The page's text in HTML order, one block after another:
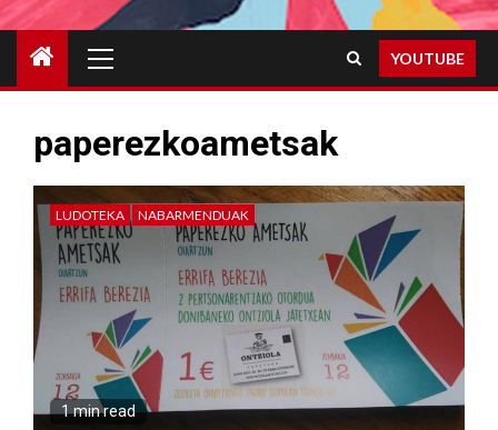
Menu
YOUTUBE
paperezkoametsak
LUDOTEKA NABARMENDUAK
1 min read